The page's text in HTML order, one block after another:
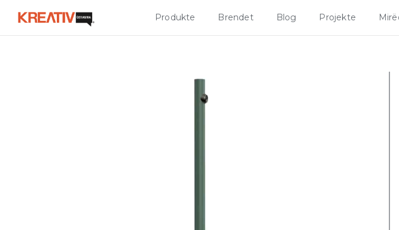
Produkte Brendet Blog Projekte